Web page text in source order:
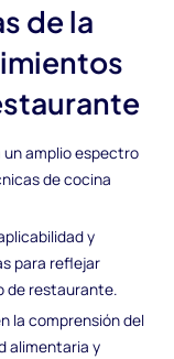
de la
un amplio espectro
de cocina
y
para reflejar
de restaurante.
la comprensión del
alimentaria y